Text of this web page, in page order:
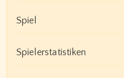
Spiel
Spielerstatistiken